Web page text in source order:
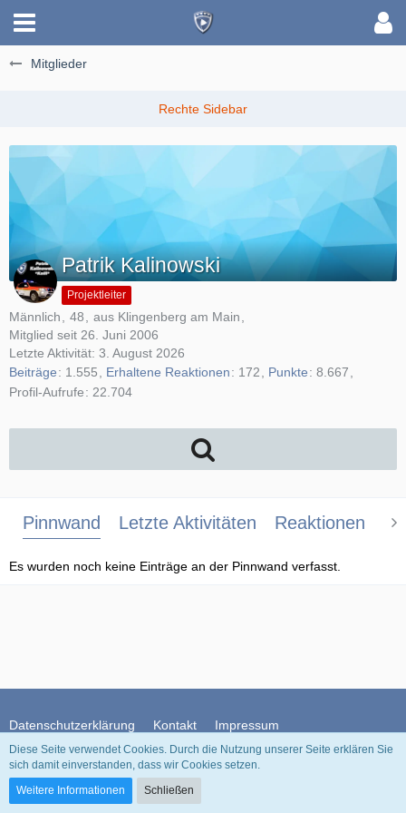
Mitglieder
Patrik Kalinowski
Projektleiter
Männlich 48
aus Klingenberg am Main
Mitglied seit 26. Juni 2006
Letzte Aktivität: 3. August 2026
Beiträge
1.555 Erhaltene Reaktionen 172 Punkte
8.667
Profil-Aufrufe
22.704
Pinnwand Letzte Aktivitäten Reaktionen
Es wurden noch keine Einträge an der Pinnwand verfasst.
Datenschutzerklärung Kontakt Impressum
Community-Software:
Diese Seite verwendet Cookies. Durch die Nutzung unserer Seite erklären Sie
sich damit einverstanden, dass wir Cookies setzen.
Weitere Informationen
Schließen